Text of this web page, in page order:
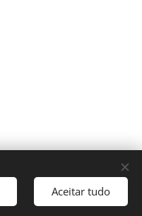
Aceitar tudo